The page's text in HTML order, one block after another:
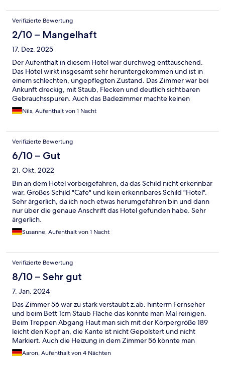
Verifizierte Bewertung
2/10 – Mangelhaft
17. Dez. 2025
Der Aufenthalt in diesem Hotel war durchweg enttäuschend.
Das Hotel wirkt insgesamt sehr heruntergekommen und ist in
einem schlechten, ungepflegten Zustand. Das Zimmer war bei
Ankunft dreckig, mit Staub, Flecken und deutlich sichtbaren
Gebrauchsspuren. Auch das Badezimmer machte keinen
hygienischen Eindruck. Die Einrichtung ist alt, beschädigt und
offensichtlich seit Jahren nicht erneuert worden. Von dem, was
wiederzuerkennen. Für den überteuerten Preis steht die
gebotene Leistung in keinem Verhältnis. Der Gesamteindruck ist
mangelhaft – weder Sauberkeit noch Komfort oder Preis-
Leistungs-Verhältnis stimmen hier. Ich kann dieses Hotel leider
nicht weiterempfehlen und würde nicht erneut buchen.
Nils, Aufenthalt von 1 Nacht
Verifizierte Bewertung
6/10 – Gut
21. Okt. 2022
Bin an dem Hotel vorbeigefahren, da das Schild nicht erkennbar
war. Großes Schild "Cafe" und kein erkennbares Schild "Hotel".
Sehr ärgerlich, da ich noch etwas herumgefahren bin und dann
nur über die genaue Anschrift das Hotel gefunden habe. Sehr
ärgerlich.
Susanne, Aufenthalt von 1 Nacht
Verifizierte Bewertung
8/10 – Sehr gut
7. Jan. 2024
Das Zimmer 56 war zu stark verstaubt z.ab. hinterm Fernseher
und beim Bett 1cm Staub Fläche das könnte man Mal reinigen.
Beim Treppen Abgang Haut man sich mit der Körpergröße 189
leicht den Kopf an, die Kante ist nicht Gepolstert und nicht
Markiert. Auch die Heizung in dem Zimmer 56 könnte man
erneuern (Modernisieren) denn diese heizt nicht mehr
Klimaneutral. Frühstück war zwar Gut nur die Auswahl zu gering
Aaron, Aufenthalt von 4 Nächten